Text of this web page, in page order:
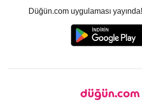
Düğün.com uygulaması